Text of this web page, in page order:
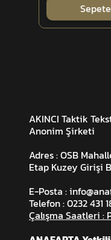
AKINCI Taktik
Anonim Şirketi
Adres : OSB
Etap Kuzey Girişi
E-Posta :
Telefon : 0232 431
Çalışma Saatleri :